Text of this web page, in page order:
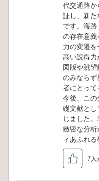
代交通路か
証し、新た
です。海
の存在意義
力の変遷
高い説得力
図版や眺
のみならず
者にとって
今後、この
礎文献とし
じました
緻密な分析
ィあふれる
7人